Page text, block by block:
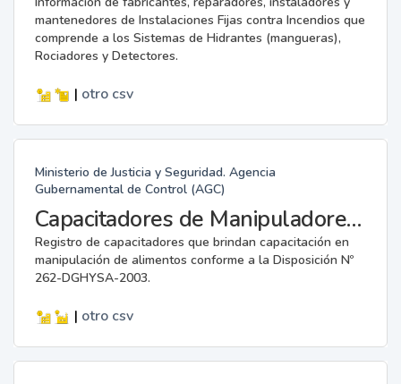
mantenedores de Instalaciones Fijas contra Incendios que
comprende a los Sistemas de Hidrantes (mangueras),
Rociadores y Detectores.
| otro csv
Ministerio de Justicia y Seguridad. Agencia
Gubernamental de Control (AGC)
Capacitadores de Manipuladores de Alimentos.
Registro de capacitadores que brindan capacitación en
manipulación de alimentos conforme a la Disposición Nº
262-DGHYSA-2003.
| otro csv